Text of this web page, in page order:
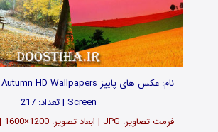
Screen | تعداد: 217